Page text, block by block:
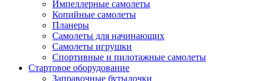
Импеллерные самолеты
Копийные самолеты
Планеры
Самолеты для начинающих
Самолеты игрушки
Спортивные и пилотажные самолеты
Стартовое оборудование
Заправочные бутылочки